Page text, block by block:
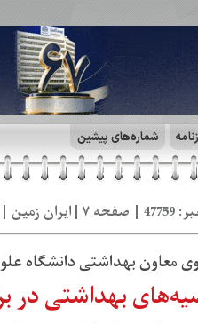
شماره‌های پیشین
| تاریخ: 20 خر 1404
معاون بهداشتی دانشگاه
بهداشتی در